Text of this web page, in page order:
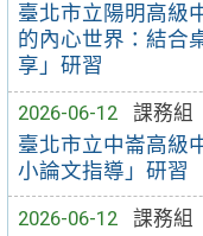
臺北市立陽明高級
的內心世界：結合
享」研習
2026-06-12
課務組
臺北市立中崙高級
小論文指導」研習
2026-06-12
課務組